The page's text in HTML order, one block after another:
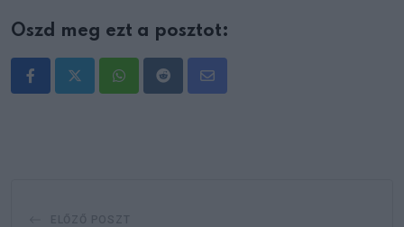
Oszd meg ezt a posztot:
WhatsappRedditShare